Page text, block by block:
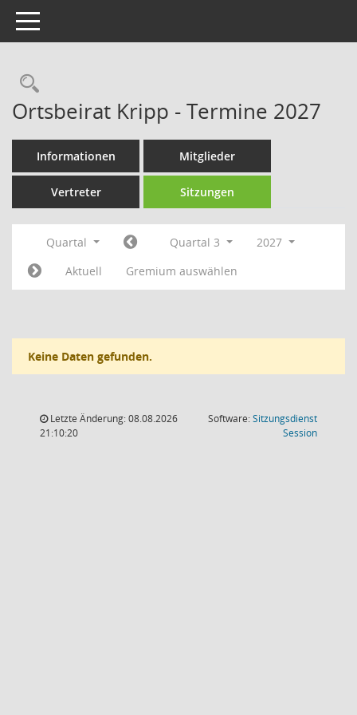
Toggle navigation
Rechercheauswahl
Ortsbeirat Kripp - Termine 2027
Informationen Mitglieder
Vertreter Sitzungen
Quartal Quartal 3
2027
Aktuell
Gremium auswählen
Keine Daten gefunden.
Letzte Änderung: 08.08.2026
21:10:20
Software:Sitzungsdienst
Session(Wird in